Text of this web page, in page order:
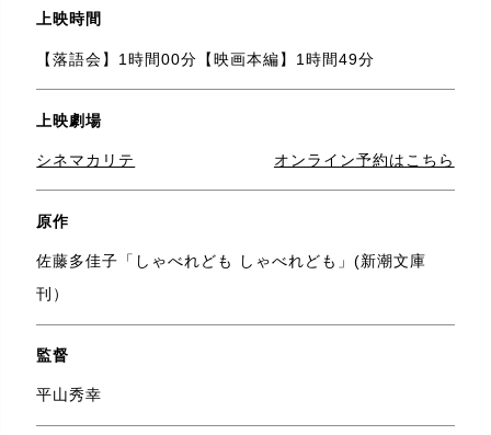
上映時間
【落語会】1時間00分【映画本編】1時間49分
上映劇場
シネマカリテ オンライン予約はこちら
原作
佐藤多佳子「しゃべれども しゃべれども」(新潮文庫
刊）
監督
平山秀幸